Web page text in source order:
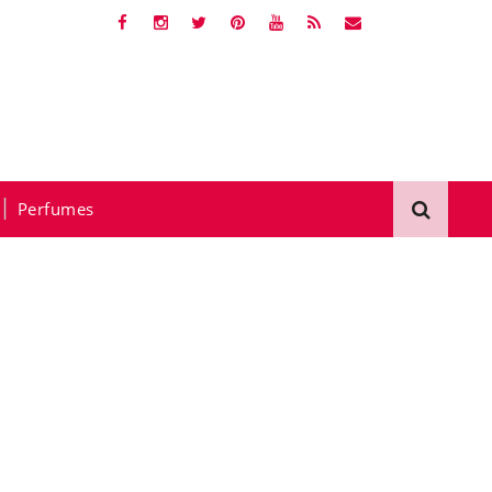
Perfumes